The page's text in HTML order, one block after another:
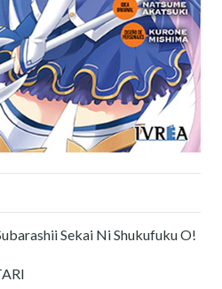
Sekai Ni Shukufuku O!